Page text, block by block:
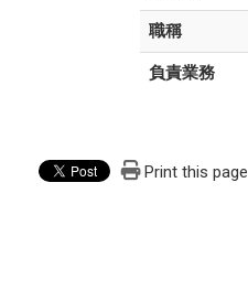
職稱
負責業務
Print this page